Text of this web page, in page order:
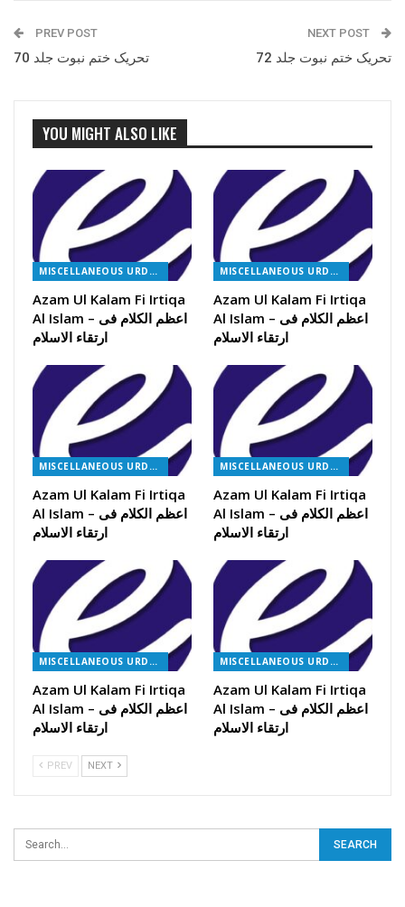
PREV POST
تحریک ختم نبوت جلد 70
NEXT POST
تحریک ختم نبوت جلد 72
YOU MIGHT ALSO LIKE
MISCELLANEOUS URDU BOOKS
Azam Ul Kalam Fi Irtiqa
Al Islam – اعظم الکلام فی
ارتقاء الاسلام
MISCELLANEOUS URDU BOOKS
Azam Ul Kalam Fi Irtiqa
Al Islam – اعظم الکلام فی
ارتقاء الاسلام
MISCELLANEOUS URDU BOOKS
Azam Ul Kalam Fi Irtiqa
Al Islam – اعظم الکلام فی
ارتقاء الاسلام
MISCELLANEOUS URDU BOOKS
Azam Ul Kalam Fi Irtiqa
Al Islam – اعظم الکلام فی
ارتقاء الاسلام
MISCELLANEOUS URDU BOOKS
Azam Ul Kalam Fi Irtiqa
Al Islam – اعظم الکلام فی
ارتقاء الاسلام
MISCELLANEOUS URDU BOOKS
Azam Ul Kalam Fi Irtiqa
Al Islam – اعظم الکلام فی
ارتقاء الاسلام
PREV NEXT